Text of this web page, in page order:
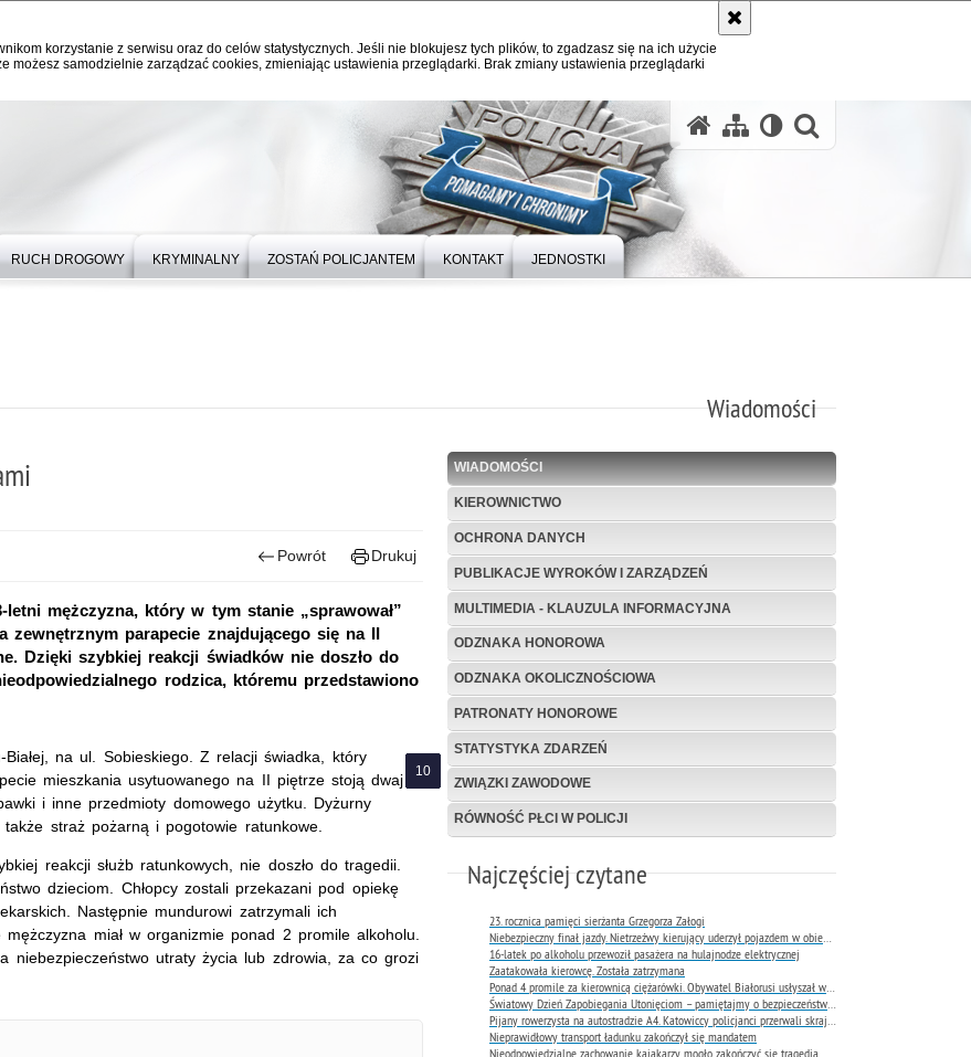
korzystanie z serwisu oraz do celów statystycznych. Jeśli nie blokujesz tych plików, to zgadzasz się na ich użycie
możesz samodzielnie zarządzać cookies, zmieniając ustawienia przeglądarki. Brak zmiany ustawienia przeglądarki
RUCH DROGOWY KRYMINALNY ZOSTAŃ POLICJANTEM KONTAKT JEDNOSTKI
Wiadomości
WIADOMOŚCI
KIEROWNICTWO
OCHRONA DANYCH
PUBLIKACJE WYROKÓW I ZARZĄDZEŃ
MULTIMEDIA - KLAUZULA INFORMACYJNA
ODZNAKA HONOROWA
ODZNAKA OKOLICZNOŚCIOWA
PATRONATY HONOROWE
STATYSTYKA ZDARZEŃ
ZWIĄZKI ZAWODOWE
RÓWNOŚĆ PŁCI W POLICJI
Najczęściej czytane
23. rocznica pamięci sierżanta Grzegorza Załogi
16-latek po alkoholu przewoził pasażera na hulajnodze elektrycznej
Zaatakowała kierowcę. Została zatrzymana
Nieprawidłowy transport ładunku zakończył się mandatem
Nieodpowiedzialne zachowanie kajakarzy mogło zakończyć się tragedią
Powrót Drukuj
mężczyzna, który w tym stanie „sprawował”
parapecie znajdującego się na II
Dzięki szybkiej reakcji świadków nie doszło do
rodzica, któremu przedstawiono
na ul. Sobieskiego. Z relacji świadka, który
mieszkania usytuowanego na II piętrze stoją dwaj
i inne przedmioty domowego użytku. Dyżurny
także straż pożarną i pogotowie ratunkowe.
reakcji służb ratunkowych, nie doszło do tragedii.
dzieciom. Chłopcy zostali przekazani pod opiekę
Następnie mundurowi zatrzymali ich
miał w organizmie ponad 2 promile alkoholu.
niebezpieczeństwo utraty życia lub zdrowia, za co grozi